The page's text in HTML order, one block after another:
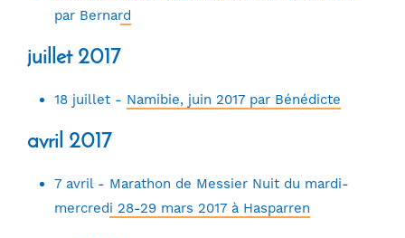
par Bernard
juillet 2017
18 juillet - Namibie, juin 2017 par Bénédicte
avril 2017
7 avril - Marathon de Messier Nuit du mardi-
mercredi 28-29 mars 2017 à Hasparren